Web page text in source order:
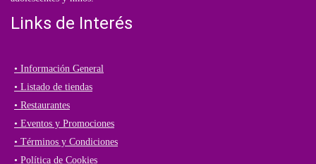
Links de Interés
• Información General
• Listado de tiendas
• Restaurantes
• Eventos y Promociones
• Términos y Condiciones
• Política de Cookies